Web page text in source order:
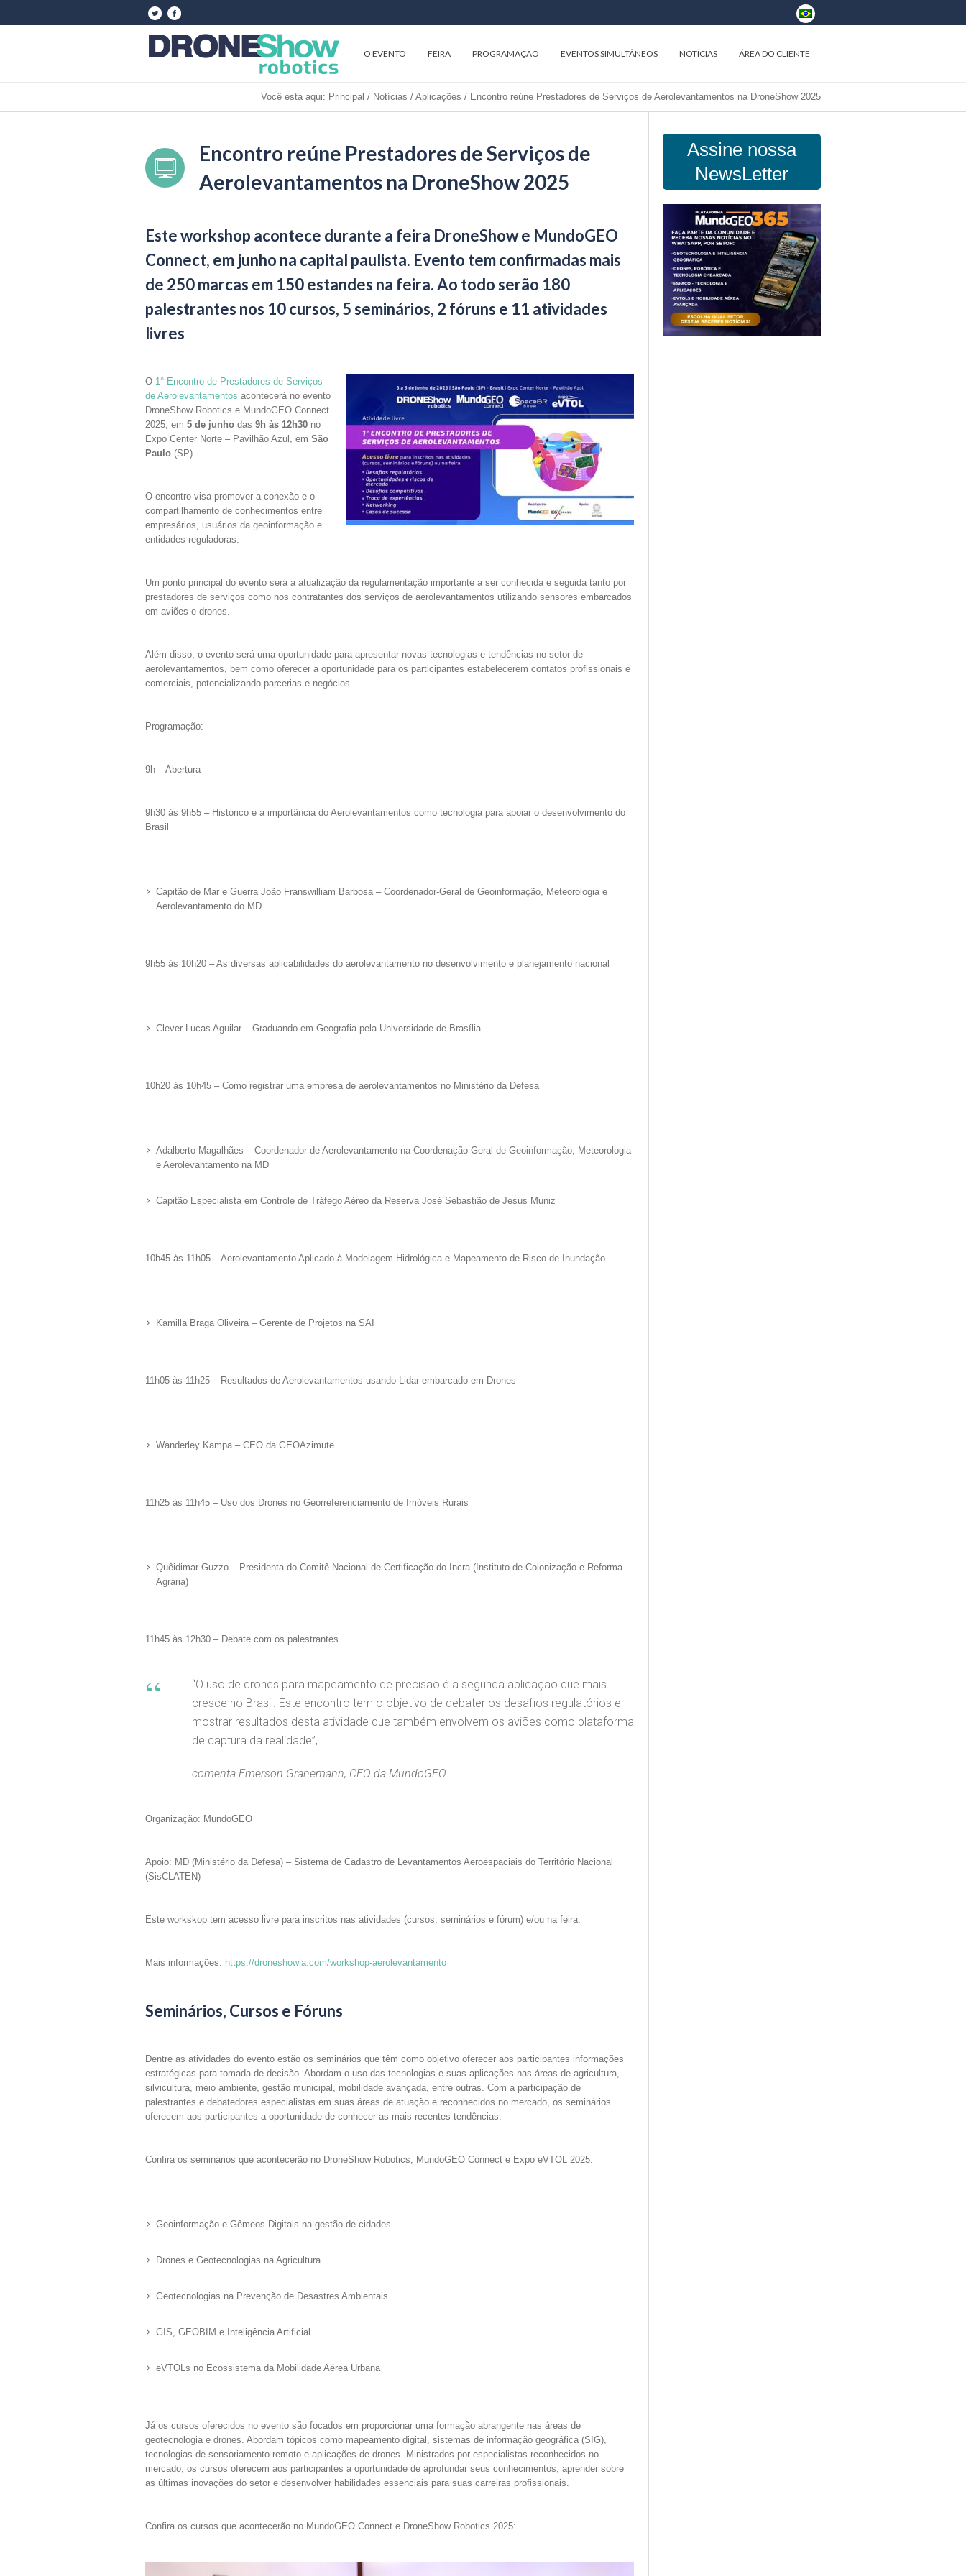
O EVENTO FEIRA PROGRAMAÇÃO EVENTOS SIMULTÂNEOS NOTÍCIAS ÁREA DO CLIENTE
Você está aqui: Principal / Notícias / Aplicações / Encontro reúne Prestadores de Serviços de Aerolevantamentos na DroneShow 2025
Encontro reúne Prestadores de Serviços de
Aerolevantamentos na DroneShow 2025
Este workshop acontece durante a feira DroneShow e MundoGEO
Connect, em junho na capital paulista. Evento tem confirmadas mais
de 250 marcas em 150 estandes na feira. Ao todo serão 180
palestrantes nos 10 cursos, 5 seminários, 2 fóruns e 11 atividades
livres
O 1° Encontro de Prestadores de Serviços
de Aerolevantamentos acontecerá no evento
DroneShow Robotics e MundoGEO Connect
2025, em 5 de junho das 9h às 12h30 no
Expo Center Norte – Pavilhão Azul, em São
Paulo (SP).
O encontro visa promover a conexão e o
compartilhamento de conhecimentos entre
empresários, usuários da geoinformação e
entidades reguladoras.
Um ponto principal do evento será a atualização da regulamentação importante a ser conhecida e seguida tanto por
prestadores de serviços como nos contratantes dos serviços de aerolevantamentos utilizando sensores embarcados
em aviões e drones.
Além disso, o evento será uma oportunidade para apresentar novas tecnologias e tendências no setor de
aerolevantamentos, bem como oferecer a oportunidade para os participantes estabelecerem contatos profissionais e
comerciais, potencializando parcerias e negócios.
Programação:
9h – Abertura
9h30 às 9h55 – Histórico e a importância do Aerolevantamentos como tecnologia para apoiar o desenvolvimento do
Brasil
Capitão de Mar e Guerra João Franswilliam Barbosa – Coordenador-Geral de Geoinformação, Meteorologia e
Aerolevantamento do MD
9h55 às 10h20 – As diversas aplicabilidades do aerolevantamento no desenvolvimento e planejamento nacional
Clever Lucas Aguilar – Graduando em Geografia pela Universidade de Brasília
10h20 às 10h45 – Como registrar uma empresa de aerolevantamentos no Ministério da Defesa
Adalberto Magalhães – Coordenador de Aerolevantamento na Coordenação-Geral de Geoinformação, Meteorologia
e Aerolevantamento na MD
Capitão Especialista em Controle de Tráfego Aéreo da Reserva José Sebastião de Jesus Muniz
10h45 às 11h05 – Aerolevantamento Aplicado à Modelagem Hidrológica e Mapeamento de Risco de Inundação
Kamilla Braga Oliveira – Gerente de Projetos na SAI
11h05 às 11h25 – Resultados de Aerolevantamentos usando Lidar embarcado em Drones
Wanderley Kampa – CEO da GEOAzimute
11h25 às 11h45 – Uso dos Drones no Georreferenciamento de Imóveis Rurais
Quêidimar Guzzo – Presidenta do Comitê Nacional de Certificação do Incra (Instituto de Colonização e Reforma
Agrária)
11h45 às 12h30 – Debate com os palestrantes
“O uso de drones para mapeamento de precisão é a segunda aplicação que mais
cresce no Brasil. Este encontro tem o objetivo de debater os desafios regulatórios e
mostrar resultados desta atividade que também envolvem os aviões como plataforma
de captura da realidade”,
comenta Emerson Granemann, CEO da MundoGEO
Organização: MundoGEO
Apoio: MD (Ministério da Defesa) – Sistema de Cadastro de Levantamentos Aeroespaciais do Território Nacional
(SisCLATEN)
Este workskop tem acesso livre para inscritos nas atividades (cursos, seminários e fórum) e/ou na feira.
Mais informações: https://droneshowla.com/workshop-aerolevantamento
Seminários, Cursos e Fóruns
Dentre as atividades do evento estão os seminários que têm como objetivo oferecer aos participantes informações
estratégicas para tomada de decisão. Abordam o uso das tecnologias e suas aplicações nas áreas de agricultura,
silvicultura, meio ambiente, gestão municipal, mobilidade avançada, entre outras. Com a participação de
palestrantes e debatedores especialistas em suas áreas de atuação e reconhecidos no mercado, os seminários
oferecem aos participantes a oportunidade de conhecer as mais recentes tendências.
Confira os seminários que acontecerão no DroneShow Robotics, MundoGEO Connect e Expo eVTOL 2025:
Geoinformação e Gêmeos Digitais na gestão de cidades
Drones e Geotecnologias na Agricultura
Geotecnologias na Prevenção de Desastres Ambientais
GIS, GEOBIM e Inteligência Artificial
eVTOLs no Ecossistema da Mobilidade Aérea Urbana
Já os cursos oferecidos no evento são focados em proporcionar uma formação abrangente nas áreas de
geotecnologia e drones. Abordam tópicos como mapeamento digital, sistemas de informação geográfica (SIG),
tecnologias de sensoriamento remoto e aplicações de drones. Ministrados por especialistas reconhecidos no
mercado, os cursos oferecem aos participantes a oportunidade de aprofundar seus conhecimentos, aprender sobre
as últimas inovações do setor e desenvolver habilidades essenciais para suas carreiras profissionais.
Confira os cursos que acontecerão no MundoGEO Connect e DroneShow Robotics 2025:
Assine nossa
NewsLetter